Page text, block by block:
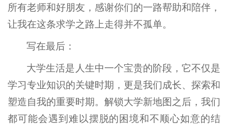
所有老师和好朋友，感谢你们的一路帮助和陪伴，
让我在这条求学之路上走得并不孤单。
写在最后：
大学生活是人生中一个宝贵的阶段，它不仅是
学习专业知识的关键时期，更是我们成长、探索和
塑造自我的重要时期。解锁大学新地图之后，我们
都可能会遇到难以摆脱的困境和不顺心如意的结